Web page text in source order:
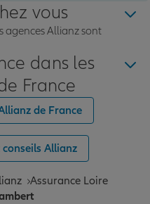
vous
agences Allianz sont
dans les
France
de France
Allianz
Assurance Loire